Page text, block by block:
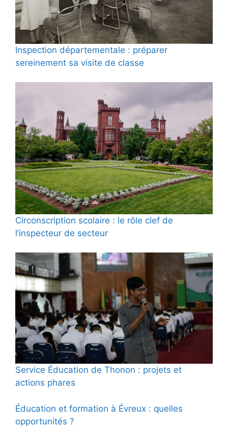
Inspection départementale : préparer
sereinement sa visite de classe
Circonscription scolaire : le rôle clef de
l’inspecteur de secteur
Service Éducation de Thonon : projets et
actions phares
Éducation et formation à Évreux : quelles
opportunités ?